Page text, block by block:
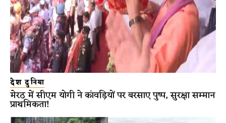
देश दुनिया
मेरठ में सीएम योगी ने कांवड़ियों पर बरसाए पुष्प, सुरक्षा सम्मान
प्राथमिकता!